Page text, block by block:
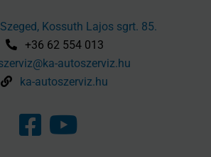
Kossuth Lajos sgrt. 85.
+36 62 554 013
autoszerviz.hu
ka-autoszerviz.hu